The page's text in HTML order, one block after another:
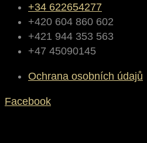
+34 622654277
+420 604 860 602
+421 944 353 563
+47 45090145
Ochrana osobních údajů
Facebook